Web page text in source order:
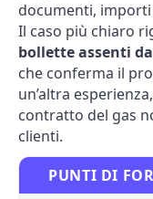
documenti,
Il caso più chiaro
bollette assenti
che conferma il
un’altra
contratto del gas
clienti.
PUNTI DI